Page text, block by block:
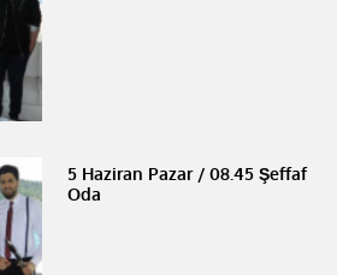
5 Haziran Pazar / 08.45 Şeffaf
Oda